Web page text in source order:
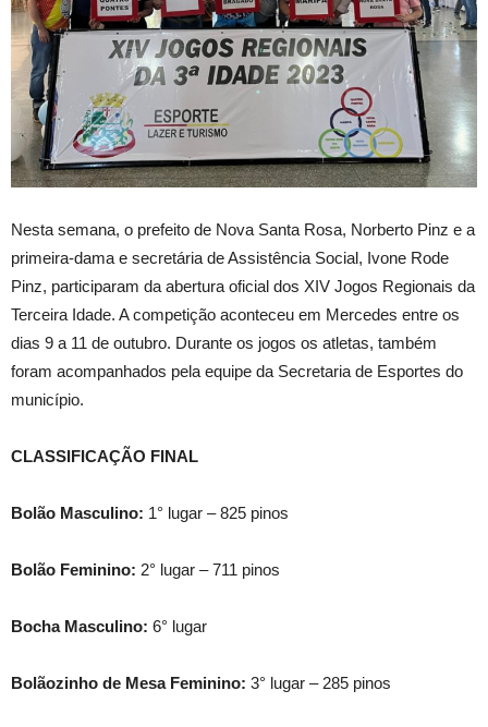
Nesta semana, o prefeito de Nova Santa Rosa, Norberto Pinz e a
primeira-dama e secretária de Assistência Social, Ivone Rode
Pinz, participaram da abertura oficial dos XIV Jogos Regionais da
Terceira Idade. A competição aconteceu em Mercedes entre os
dias 9 a 11 de outubro. Durante os jogos os atletas, também
foram acompanhados pela equipe da Secretaria de Esportes do
município.
CLASSIFICAÇÃO FINAL
Bolão Masculino: 1° lugar – 825 pinos
Bolão Feminino: 2° lugar – 711 pinos
Bocha Masculino: 6° lugar
Bolãozinho de Mesa Feminino: 3° lugar – 285 pinos